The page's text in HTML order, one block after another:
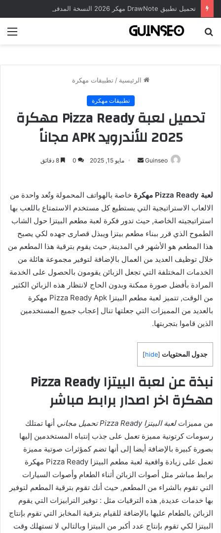
الرئيسية / تطبيقات مهكرة
تطبيقات مهكرة
تحميل لعبة Pizza Ready مهكرة
2025 للأندرويد APK مجاناً
Guinseo
أرسل مايو 15, 2025 0
لعبة Pizza Ready مهكرة
خاصة بالهواتف المحمولة وتٌعد واحدة من
الالعاب الاستراتيجية التي يستطيع كل مستخدم الاستمتاع باللعب بها
استراتيجيته الخاصة, حيث تدور فكرة لعبة مطعم البيتزا حول الشاب
الطموح الذي قرر ببناء مطعم بيتزا ويبذل قصارى جهده لكي يصبح
هذا المطعم هو الأشهر في المدينة, حيث يقوم بترقية هذا المطعم من
خلال توظيف العديد من العمال بالإضافة لتوفير مجموعة هائلة من
الخدمات المختلفة التي تجعل الزبائن يقومون بالحصول على الخدمة
المرادة بأفضل صورة ممكنة وبدون الحاج لانتظار هذه الزبائن الكثير
من الوقت, تتميز لعبة مطعم البيتزا Pizza Ready Apk مهكرة
بالعديد من المميزات التي جعلتها تنال إعجاب جميع المستخدمين
الذين قاموا بتجربتها.
جدول المحتويات [
hide
]
نبذة عن لعبة البيتزا Pizza Ready
مهكرة اخر اصدار برابط مباشر
من مميزاتلعبة البيتزا Pizza Ready تحميل مجاني
أنها تمتلك
رسومات كرتونية مميزة تعمل على جذب إنتباه المستخدمين إليها
بصورة كبيرة بالإضافة أيضا إلى أنها تضم كمؤثرات صوتية مميزة
تعمل على زيادة واقعية لعبة مطعم البيتزا Pizza Ready مهكرة
برابط مباشر مثل أصوات الزبائن أثناء الطعام وأصوات السيارات
التي تقوم بالشراء من المطعم, حيث أنك تقوم بترقية المطعم لتوفير
بها خدمات عديدة, هذه الترقيات مثل : توفير الترابيزات التي يقوم
الزبائن بالطعام عليها بالإضافة للقيام بترقية المخابز التي تقوم بإنتاج
البيتزا لكي تقوم بإنتاج عدد أكبر من البيتزا وبالتالي لا تستهلك وقت